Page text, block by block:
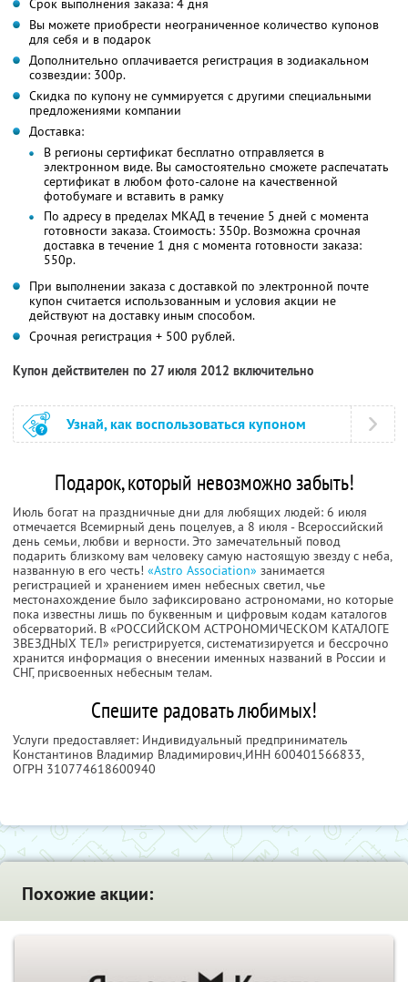
Срок выполнения заказа: 4 дня
Вы можете приобрести неограниченное количество купонов
для себя и в подарок
Дополнительно оплачивается регистрация в зодиакальном
созвездии: 300р.
Скидка по купону не суммируется с другими специальными
предложениями компании
Доставка:
В регионы сертификат бесплатно отправляется в
электронном виде. Вы самостоятельно сможете распечатать
сертификат в любом фото-салоне на качественной
фотобумаге и вставить в рамку
По адресу в пределах МКАД в течение 5 дней с момента
готовности заказа. Стоимость: 350р. Возможна срочная
доставка в течение 1 дня с момента готовности заказа:
550р.
При выполнении заказа с доставкой по электронной почте
купон считается использованным и условия акции не
действуют на доставку иным способом.
Срочная регистрация + 500 рублей.
Купон действителен по 27 июля 2012 включительно
Узнай, как воспользоваться купоном
Подарок, который невозможно забыть!
Июль богат на праздничные дни для любящих людей: 6 июля
отмечается Всемирный день поцелуев, а 8 июля - Всероссийский
день семьи, любви и верности. Это замечательный повод
подарить близкому вам человеку самую настоящую звезду с неба,
названную в его честь! «Astro Association» занимается
регистрацией и хранением имен небесных светил, чье
местонахождение было зафиксировано астрономами, но которые
пока известны лишь по буквенным и цифровым кодам каталогов
обсерваторий. В «РОССИЙСКОМ АСТРОНОМИЧЕСКОМ КАТАЛОГЕ
ЗВЕЗДНЫХ ТЕЛ» регистрируется, систематизируется и бессрочно
хранится информация о внесении именных названий в России и
СНГ, присвоенных небесным телам.
Спешите радовать любимых!
Услуги предоставляет: Индивидуальный предприниматель
Константинов Владимир Владимирович,ИНН 600401566833,
ОГРН 310774618600940
Похожие акции: